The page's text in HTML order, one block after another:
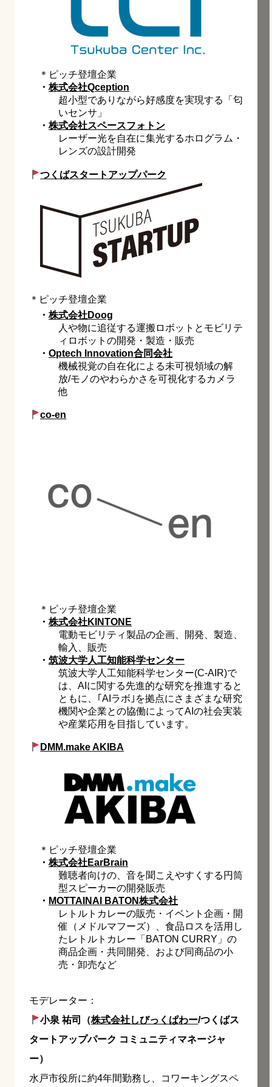
＊ピッチ登壇企業
・ 株式会社Qception
超小型でありながら好感度を実現する「匂
いセンサ」
・ 株式会社スペースフォトン
レーザー光を自在に集光するホログラム・
レンズの設計開発
つくばスタートアップパーク
＊ピッチ登壇企業
・ 株式会社Doog
人や物に追従する運搬ロボットとモビリテ
ィロボットの開発・製造・販売
・ Optech Innovation合同会社
機械視覚の自在化による未可視領域の解
放/モノのやわらかさを可視化するカメラ
他
co-en
＊ピッチ登壇企業
・ 株式会社KINTONE
電動モビリティ製品の企画、開発、製造、
輸入、販売
・ 筑波大学人工知能科学センター
筑波大学人工知能科学センター(C-AIR)で
は、AIに関する先進的な研究を推進すると
ともに、｢AIラボ｣を拠点にさまざまな研究
機関や企業との協働によってAIの社会実装
や産業応用を目指しています。
DMM.make AKIBA
＊ピッチ登壇企業
・ 株式会社EarBrain
難聴者向けの、音を聞こえやすくする円筒
型スピーカーの開発販売
・ MOTTAINAI BATON株式会社
レトルトカレーの販売・イベント企画・開
催（メドルマフーズ）、食品ロスを活用し
たレトルトカレー「BATON CURRY」の
商品企画・共同開発、および同商品の小
売・卸売など
モデレーター：
小泉 祐司（株式会社しびっくぱわー/つくばス
タートアップパーク コミュニティマネージャ
ー）
水戸市役所に約4年間勤務し、コワーキングスペ